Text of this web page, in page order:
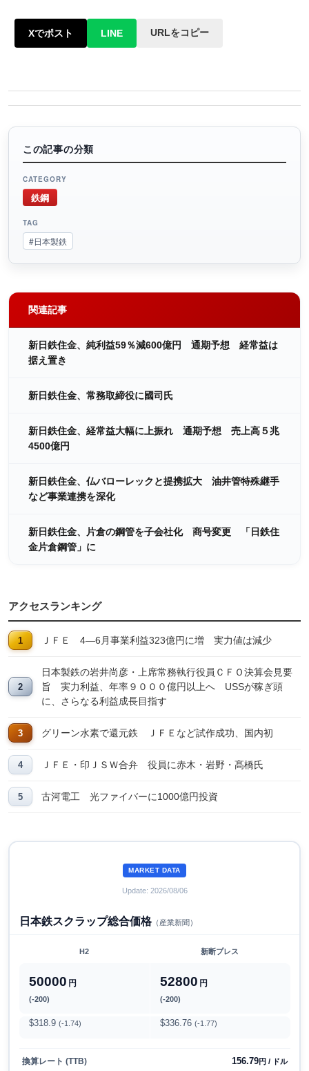
Xでポスト LINE URLをコピー
この記事の分類
CATEGORY
鉄鋼
TAG
#日本製鉄
関連記事
新日鉄住金、純利益59％減600億円 通期予想 経常益は
据え置き
新日鉄住金、常務取締役に國司氏
新日鉄住金、経常益大幅に上振れ 通期予想 売上高５兆
4500億円
新日鉄住金、仏バローレックと提携拡大 油井管特殊継手
など事業連携を深化
新日鉄住金、片倉の鋼管を子会社化 商号変更 「日鉄住
金片倉鋼管」に
アクセスランキング
ＪＦＥ 4―6月事業利益323億円に増 実力値は減少
日本製鉄の岩井尚彦・上席常務執行役員ＣＦＯ決算会見要
旨 実力利益、年率９０００億円以上へ USSが稼ぎ頭
に、さらなる利益成長目指す
グリーン水素で還元鉄 ＪＦＥなど試作成功、国内初
ＪＦＥ・印ＪＳＷ合弁 役員に赤木・岩野・髙橋氏
古河電工 光ファイバーに1000億円投資
MARKET DATA
Update: 2026/08/06
日本鉄スクラップ総合価格（産業新聞）
H2 新断プレス
50000 円
(-200)
52800 円
(-200)
$318.9 (-1.74) $336.76 (-1.77)
換算レート (TTB) 156.79円 / ドル